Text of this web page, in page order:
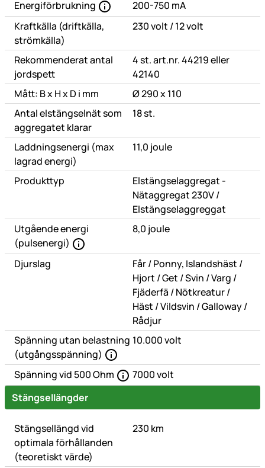
Energiförbrukning
200-750 mA
Kraftkälla (driftkälla,
strömkälla)
230 volt /eller
12 volt
Rekommenderat antal
jordspett
4 st. art.nr. 44219 eller
42140
Mått: B x H x D i mm
Ø 290 x 110
Antal elstängselnät som
aggregatet klarar
18 st.
Laddningsenergi (max
lagrad energi)
11,0 joule
Produkttyp
Elstängselaggregat -
Nätaggregat 230V/eller
Elstängselaggreggat
Utgående energi
(pulsenergi)
8,0 joule
Djurslag Får/eller
Ponny, Islandshäst /eller
Hjort /eller
Get /eller
Svin /eller
Varg /eller
Fjäderfä /eller
Nötkreatur/eller
Häst /eller
Vildsvin /eller
Galloway/eller
Rådjur
Spänning utan belastning
(utgångsspänning)
10.000 volt
Spänning vid 500 Ohm
7000 volt
Stängsellängder
Stängsellängd vid
optimala förhållanden
(teoretiskt värde)
230 km